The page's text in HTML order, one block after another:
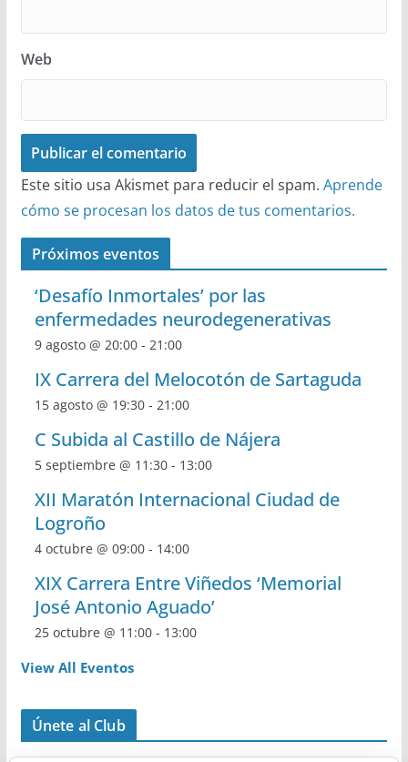
Web
Este sitio usa Akismet para reducir el spam. Aprende
cómo se procesan los datos de tus comentarios.
Próximos eventos
‘Desafío Inmortales’ por las
enfermedades neurodegenerativas
9 agosto @ 20:00- 21:00
IX Carrera del Melocotón de Sartaguda
15 agosto @ 19:30- 21:00
C Subida al Castillo de Nájera
5 septiembre @ 11:30- 13:00
XII Maratón Internacional Ciudad de
Logroño
4 octubre @ 09:00- 14:00
XIX Carrera Entre Viñedos ‘Memorial
José Antonio Aguado’
25 octubre @ 11:00- 13:00
View All Eventos
Únete al Club